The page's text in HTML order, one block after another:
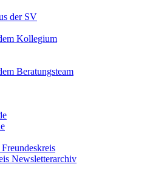
der SV
Kollegium
Beratungsteam
Newsletterarchiv